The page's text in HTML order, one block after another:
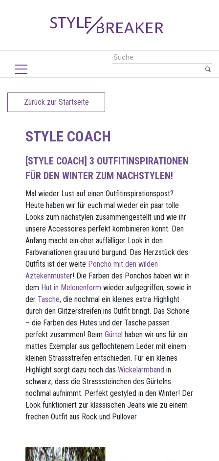
Zurück zur Startseite
STYLE COACH
[STYLE COACH] 3 OUTFITINSPIRATIONEN
FÜR DEN WINTER ZUM NACHSTYLEN!
Mal wieder Lust auf einen Outfitinspirationspost?
Heute haben wir für euch mal wieder ein paar tolle
Looks zum nachstylen zusammengestellt und wie ihr
unsere Accessoires perfekt kombinieren könnt. Den
Anfang macht ein eher auffälliger Look in den
Farbvariationen grau und burgund. Das Herzstück des
Outfits ist der weite Poncho mit den wilden
Aztekenmuster! Die Farben des Ponchos haben wir in
dem Hut in Melonenform wieder aufgegriffen, sowie in
der Tasche, die nochmal ein kleines extra Highlight
durch den Glitzerstreifen ins Outfit bringt. Das Schöne
– die Farben des Hutes und der Tasche passen
perfekt zusammen! BeimGürtel haben wir uns für ein
mattes Exemplar aus geflochtenem Leder mit einem
kleinen Strassstreifen entschieden. Für ein kleines
Highlight sorgt dazu noch dasWickelarmband in
schwarz, dass die Strasssteinchen des Gürtelns
nochmal aufnimmt. Perfekt gestyled in den Winter! Der
Look funktioniert zur klassischen Jeans wie zu einem
frechen Outfit aus Rock und Pullover.